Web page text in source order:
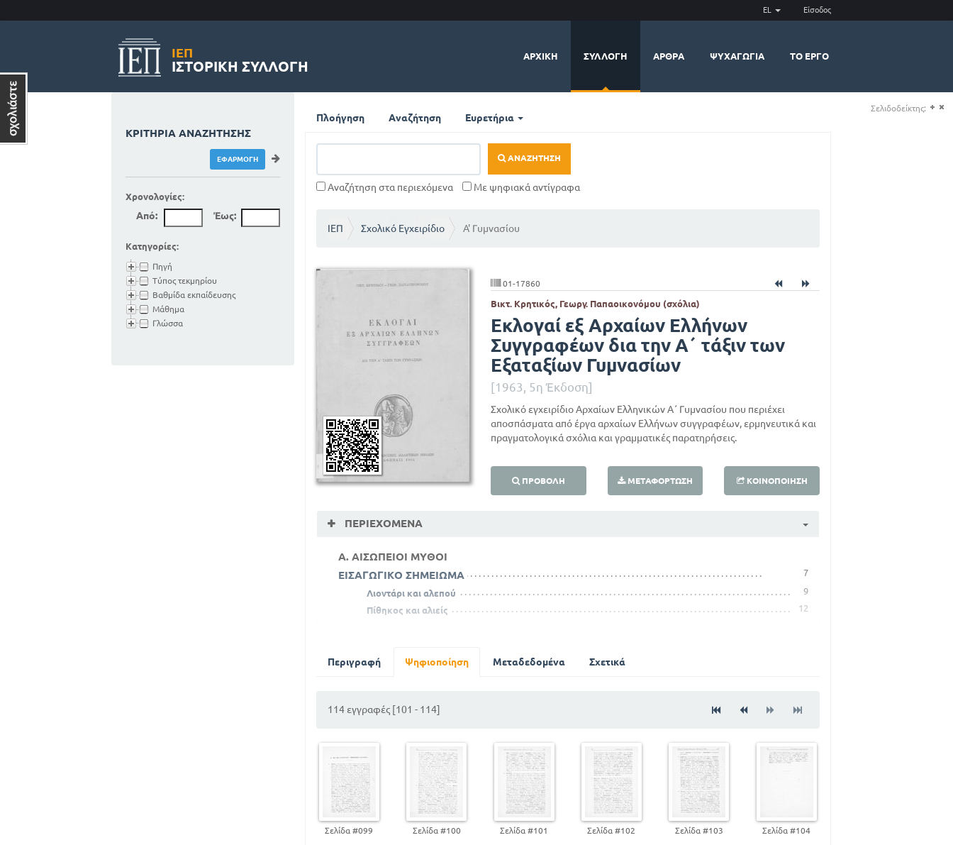
EL Είσοδος
ΙΕΠ
ΙΣΤΟΡΙΚΉ ΣΥΛΛΟΓΉ
ΑΡΧΙΚΉ ΣΥΛΛΟΓΉ ΆΡΘΡΑ ΨΥΧΑΓΩΓΊΑ ΤΟ ΈΡΓΟ
Πλοήγηση Αναζήτηση Ευρετήρια
ΑΝΑΖΉΤΗΣΗ
Αναζήτηση στα περιεχόμενα Με ψηφιακά αντίγραφα
ΙΕΠ Σχολικό Εγχειρίδιο Α' Γυμνασίου
01-17860
Βικτ. Κρητικός, Γεωργ. Παπαοικονόμου (σχόλια)
Εκλογαί εξ Αρχαίων Ελλήνων
Συγγραφέων δια την Α΄ τάξιν των
Εξαταξίων Γυμνασίων
[1963, 5η Έκδοση]
Σχολικό εγχειρίδιο Αρχαίων Ελληνικών Α΄ Γυμνασίου που περιέχει
αποσπάσματα από έργα αρχαίων Ελλήνων συγγραφέων, ερμηνευτικά και
πραγματολογικά σχόλια και γραμματικές παρατηρήσεις.
ΠΡΟΒΟΛΉ ΜΕΤΑΦΌΡΤΩΣΗ ΚΟΙΝΟΠΟΊΗΣΗ
ΠΕΡΙΕΧΌΜΕΝΑ
Α. ΑΙΣΩΠΕΙΟΙ ΜΥΘΟΙ
ΕΙΣΑΓΩΓΙΚΟ ΣΗΜΕΙΩΜΑ
7
Λιοντάρι και αλεπού
9
Πίθηκος και αλιείς
12
ΘΕΟΓΟΝΙΑ
ΑΡΓΟΝΑΥΤΙΚΗ ΕΚΣΤΡΑΤΕΙΑ
25
34
ΟΙ ΑΛΛΟΙ ΗΡΩΕΣ
43
ΕΚ ΤΗΣ ΠΟΙΚΙΛΗΣ ΙΣΤΟΡΙΑΣ ΑΙΛΙΑΝΟΥ
ΕΙΣΑΓΩΓΗ
ΕΚ ΤΩΝ ΛΟΥΚΙΑΝΟΥ ΝΕΚΡΙΚΩΝ ΔΙΑΛΟΓΩΝ
ΕΙΣΑΓΩΓΗ
65
Περιγραφή Ψηφιοποίηση Μεταδεδομένα Σχετικά
114 εγγραφές [101 - 114]
Σελίδα #099 Σελίδα #100 Σελίδα #101 Σελίδα #102 Σελίδα #103 Σελίδα #104
ΚΡΙΤΉΡΙΑ ΑΝΑΖΉΤΗΣΗΣ
Χρονολογίες:
Από: Έως:
Κατηγορίες:
Πηγή
Τύπος τεκμηρίου
Βαθμίδα εκπαίδευσης
Μάθημα
Γλώσσα
Σελιδοδείκτης: